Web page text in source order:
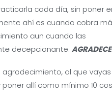
cada día, sin poner
ahí es cuando cobra
aun cuando las
decepcionante.
al que vayas
allí como mínimo 10